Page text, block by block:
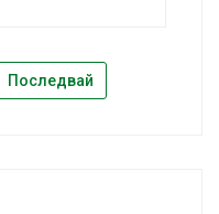
Последвай